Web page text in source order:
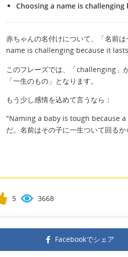
Choosing a name is
赤ちゃんの名付けについて、「名前
name is challenging because it
このフレーズでは、「challenging」
「一生のもの」となります。
もう少し感情を込めて言うなら：
"Naming a baby is tough because
だ。名前はその子に一生ついて回るか
5 3668
Facebookでシェア